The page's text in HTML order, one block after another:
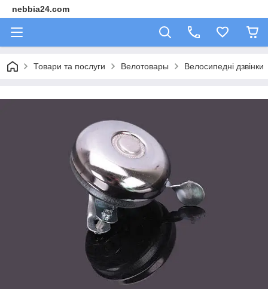
nebbia24.com
Товари та послуги Велотовары Велосипедні дзвінки